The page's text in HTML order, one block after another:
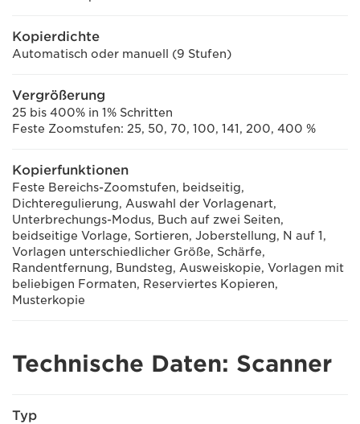
Kopierdichte
Automatisch oder manuell (9 Stufen)
Vergrößerung
25 bis 400% in 1% Schritten
Feste Zoomstufen: 25, 50, 70, 100, 141, 200, 400 %
Kopierfunktionen
Feste Bereichs-Zoomstufen, beidseitig,
Dichteregulierung, Auswahl der Vorlagenart,
Unterbrechungs-Modus, Buch auf zwei Seiten,
beidseitige Vorlage, Sortieren, Joberstellung, N auf 1,
Vorlagen unterschiedlicher Größe, Schärfe,
Randentfernung, Bundsteg, Ausweiskopie, Vorlagen mit
beliebigen Formaten, Reserviertes Kopieren,
Musterkopie
Technische Daten: Scanner
Typ